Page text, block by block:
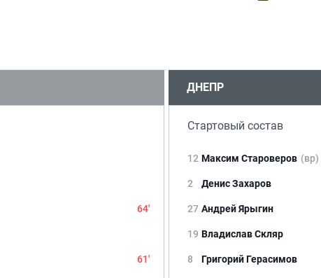
64'
61'
ДНЕПР
Стартовый состав
12 Максим Староверов (вр)
2 Денис Захаров
27 Андрей Ярыгин
19 Владислав Скляр
8 Григорий Герасимов